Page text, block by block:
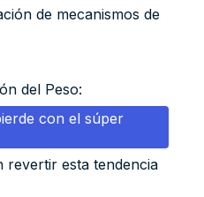
de mecanismos de
del Peso:
con el súper
revertir esta tendencia